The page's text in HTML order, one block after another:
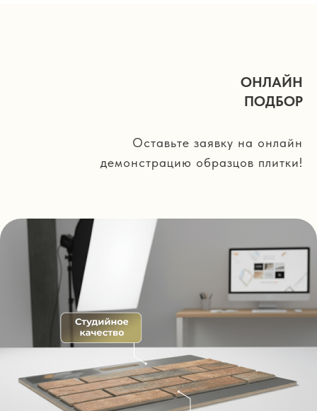
ОНЛАЙН
ПОДБОР
Оставьте заявку на онлайн
демонстрацию образцов плитки!